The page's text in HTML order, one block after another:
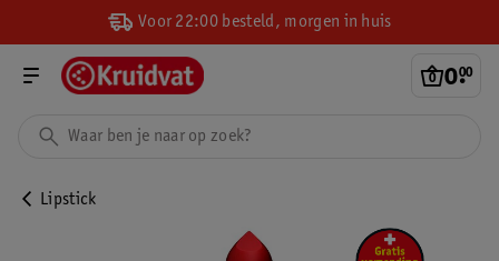
Voor 22:00 besteld, morgen in huis
0.
00
Lipstick